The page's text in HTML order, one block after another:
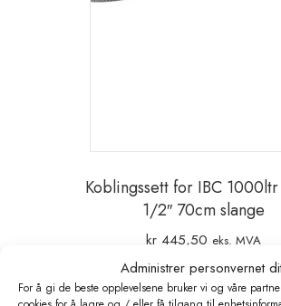
Administrer personvernet
For å gi de beste opplevelsene bruker vi og våre
Koblingssett for IBC
1/2″ 70cm slange
kr445,50 eks. MVA
Legg i handlekurv